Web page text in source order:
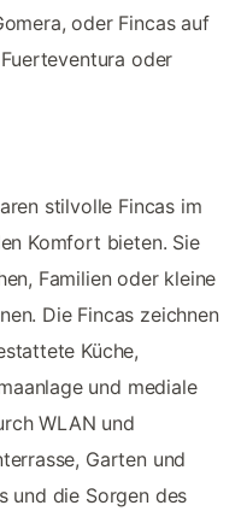
oder Fincas auf
oder
stilvolle Fincas im
Komfort bieten. Sie
Familien oder kleine
Die Fincas zeichnen
Küche,
und mediale
WLAN und
Garten und
und die Sorgen des